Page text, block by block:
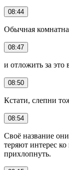
08:44
Обычная
08:47
и отложить за это
08:50
Кстати, слепни
08:54
Своё название
теряют интерес
прихлопнуть.